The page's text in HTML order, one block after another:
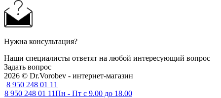
Нужна консультация?
Наши специалисты ответят на любой интересующий вопрос
Задать вопрос
2026 © Dr.Vorobev - интернет-магазин
8 950 248 01 11
8 950 248 01 11Пн - Пт с 9.00 до 18.00